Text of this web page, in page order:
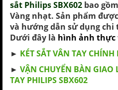
sắt Philips SBX602 bao
Vàng nhạt. Sản phẩm
và hướng dẫn sử dụng chi
Dưới đây là hình ảnh thực
► KÉT SẮT VÂN TAY
► VẬN CHUYỂN BÀN GIAO
TAY PHILIPS SBX602